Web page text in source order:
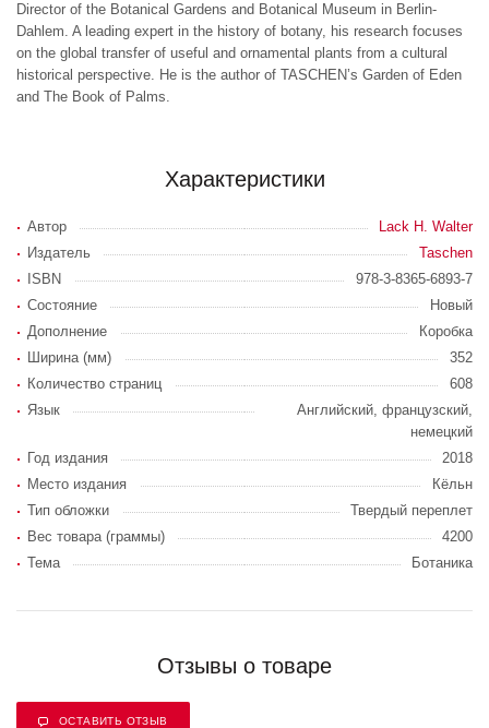
Director of the Botanical Gardens and Botanical Museum in Berlin-
Dahlem. A leading expert in the history of botany, his research focuses
on the global transfer of useful and ornamental plants from a cultural
historical perspective. He is the author of TASCHEN’s Garden of Eden
and The Book of Palms.
Характеристики
Автор
Lack H. Walter
Издатель
Taschen
ISBN
978-3-8365-6893-7
Состояние
Новый
Дополнение
Коробка
Ширина (мм)
352
Количество страниц
608
Язык
Английский, французский,
немецкий
Год издания
2018
Место издания
Кёльн
Тип обложки
Твердый переплет
Вес товара (граммы)
4200
Тема
Ботаника
Отзывы о товаре
ОСТАВИТЬ ОТЗЫВ